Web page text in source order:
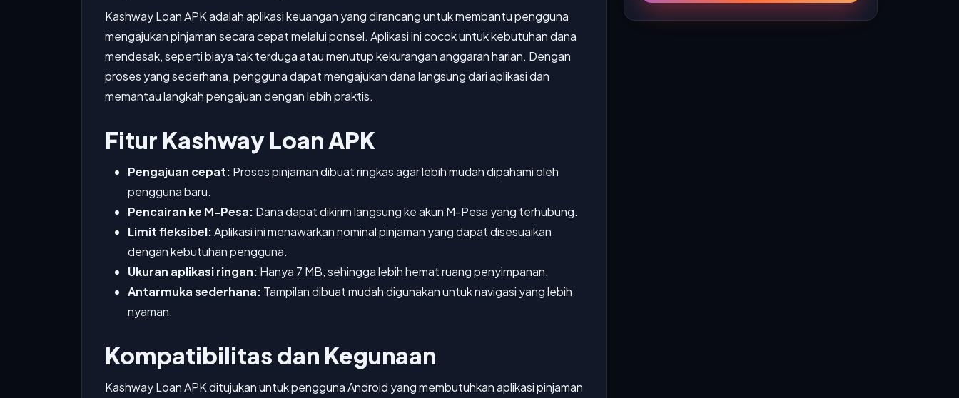
Kashway Loan APK adalah aplikasi keuangan yang dirancang untuk membantu pengguna
mengajukan pinjaman secara cepat melalui ponsel. Aplikasi ini cocok untuk kebutuhan dana
mendesak, seperti biaya tak terduga atau menutup kekurangan anggaran harian. Dengan
proses yang sederhana, pengguna dapat mengajukan dana langsung dari aplikasi dan
memantau langkah pengajuan dengan lebih praktis.
Fitur Kashway Loan APK
Pengajuan cepat: Proses pinjaman dibuat ringkas agar lebih mudah dipahami oleh
pengguna baru.
Pencairan ke M-Pesa: Dana dapat dikirim langsung ke akun M-Pesa yang terhubung.
Limit fleksibel:Aplikasi ini menawarkan nominal pinjaman yang dapat disesuaikan
dengan kebutuhan pengguna.
Ukuran aplikasi ringan: Hanya 7 MB, sehingga lebih hemat ruang penyimpanan.
Antarmuka sederhana: Tampilan dibuat mudah digunakan untuk navigasi yang lebih
nyaman.
Kompatibilitas dan Kegunaan
Kashway Loan APK ditujukan untuk pengguna Android yang membutuhkan aplikasi pinjaman